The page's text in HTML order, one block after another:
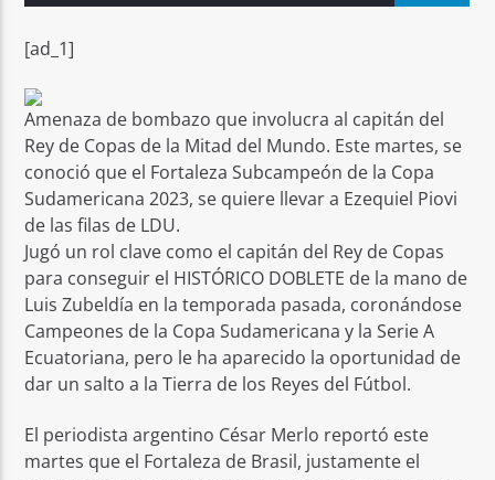
Señal FM
[ad_1]
Amenaza de bombazo que involucra al capitán del
Rey de Copas de la Mitad del Mundo. Este martes, se
conoció que el Fortaleza Subcampeón de la Copa
Sudamericana 2023, se quiere llevar a Ezequiel Piovi
de las filas de LDU.
Jugó un rol clave como el capitán del Rey de Copas
para conseguir el HISTÓRICO DOBLETE de la mano de
Luis Zubeldía en la temporada pasada, coronándose
Campeones de la Copa Sudamericana y la Serie A
Ecuatoriana, pero le ha aparecido la oportunidad de
dar un salto a la Tierra de los Reyes del Fútbol.
El periodista argentino César Merlo reportó este
martes que el Fortaleza de Brasil, justamente el